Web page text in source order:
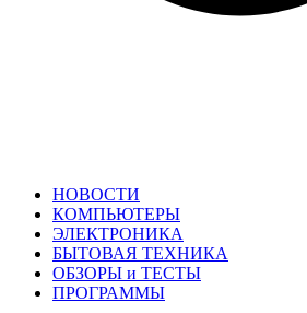
НОВОСТИ
КОМПЬЮТЕРЫ
ЭЛЕКТРОНИКА
БЫТОВАЯ ТЕХНИКА
ОБЗОРЫ и ТЕСТЫ
ПРОГРАММЫ